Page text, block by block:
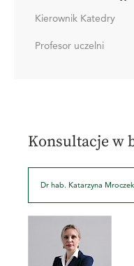
Kierownik Katedry
Profesor uczelni
Konsultacje w
Dr hab. Katarzyna